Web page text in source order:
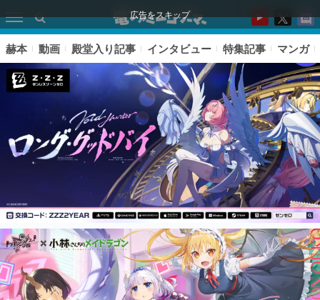
広告をスキップ
ピックアップ
電ファミのいま読まれている記事ランキング
赫本 動画 殿堂入り記事 インタビュー 特集記事 マンガ